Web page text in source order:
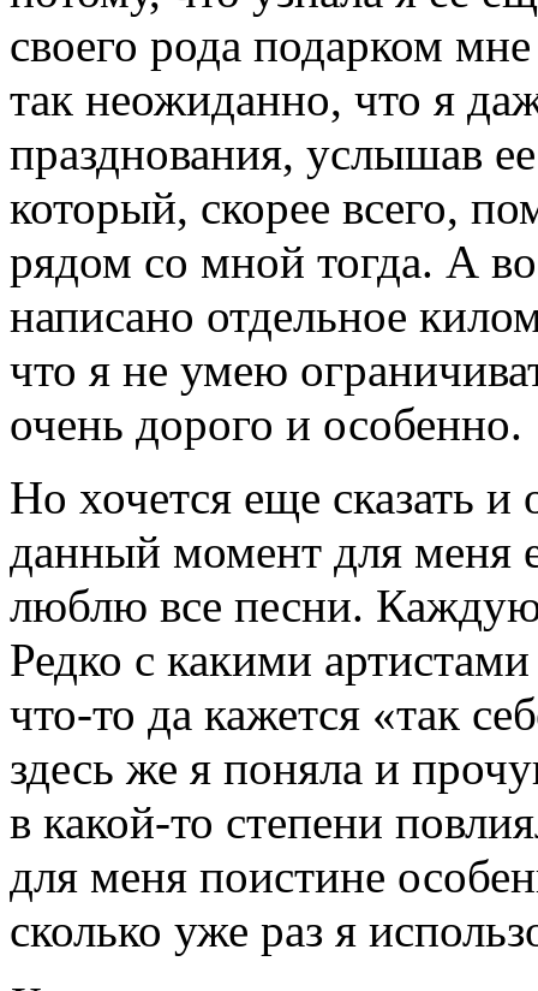
своего рода подарком
так неожиданно, что я
празднования, услышав
который, скорее всего,
рядом со мной тогда. А
написано отдельное
что я не умею
очень дорого и особенно.
Но хочется еще сказать
данный момент для меня
люблю все песни.
Редко с какими
что-то да кажется «так
здесь же я поняла и
в какой-то степени
для меня поистине
сколько уже раз я